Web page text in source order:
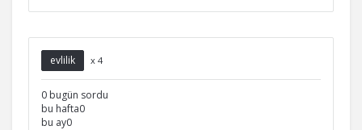
evlilik x 4
0 bugün sordu
bu hafta0
bu ay0